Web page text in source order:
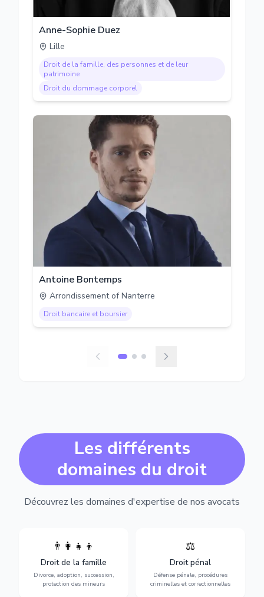
Anne-Sophie Duez
Lille
Droit de la famille, des personnes et de leur
patrimoine
Droit du dommage corporel
Antoine Bontemps
Arrondissement of Nanterre
Droit bancaire et boursier
Les différents
domaines du droit
Découvrez les domaines d'expertise de nos avocats
👨‍👩‍👧‍👦
Droit de la famille
Divorce, adoption, succession,
protection des mineurs
Divorce, garde d'enfants,
adoption, succession et
protection des personnes
vulnérables.
⚖️
Droit pénal
Défense pénale, procédures
criminelles et correctionnelles
Expertise en matière pénale,
vue jusqu'au procès, pour
toute affaire correctionnelle
ou criminelle.